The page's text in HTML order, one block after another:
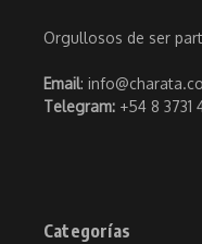
Orgullosos de ser
Email:
Telegram: +54 8 3731
Categorías